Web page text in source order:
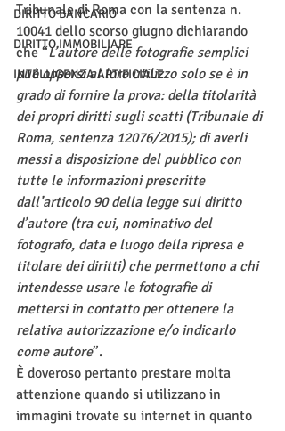
DIRITTO BANCARIO
DIRITTO IMMOBILIARE
INTELLIGENZA ARTIFICIALE
Tribunale di Roma con la sentenza n.
10041 dello scorso giugno dichiarando
che “L’autore delle fotografie semplici
può opporsi al loro utilizzo solo se è in
grado di fornire la prova: della titolarità
dei propri diritti sugli scatti (Tribunale di
Roma, sentenza 12076/2015); di averli
messi a disposizione del pubblico con
tutte le informazioni prescritte
dall’articolo 90 della legge sul diritto
d’autore (tra cui, nominativo del
fotografo, data e luogo della ripresa e
titolare dei diritti) che permettono a chi
intendesse usare le fotografie di
mettersi in contatto per ottenere la
relativa autorizzazione e/o indicarlo
come autore”.
È doveroso pertanto prestare molta
attenzione quando si utilizzano in
immagini trovate su internet in quanto